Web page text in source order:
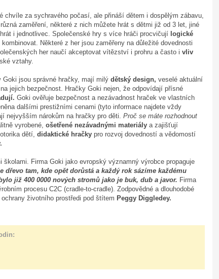
chvíle za sychravého počasí, ale přináší dětem i dospělým zábavu,
zaměření, některé z nich můžete hrát s dětmi již od 3 let, jiné
i jednotlivec. Společenské hry s více hráči procvičují logické
Některé z her jsou zaměřeny na důležité dovednosti
her naučí akceptovat vítězství i prohru a často i vliv
vztahy.
Goki jsou správné hračky, mají milý dětský design, veselé aktuální
jejich bezpečnost. Hračky Goki nejen, že odpovídají přísné
Goki ověřuje bezpečnost a nezávadnost hraček ve vlastních
dalšími prestižními cenami (tyto informace najdete vždy
nejvyšším nárokům na hračky pro děti. Proč se máte rozhodnout
vyrobené, ošetřené nezávadnými materiály a zajišťují
dětí, didaktické hračky pro rozvoj dovedností a vědomostí
Firma Goki jako evropský významný výrobce propaguje
dřevo tam, kde opět dorůstá a každý rok sázíme každému
již 400 0000 nových stromů jako je buk, dub a javor. Firma
procesu C2C (cradle-to-cradle). Zodpovědné a dlouhodobé
životního prostředi pod štítem Peggy Diggledey.